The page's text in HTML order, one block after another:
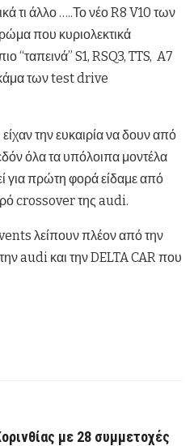
τι άλλο …..Το νέο R8 V10 των
που κυριολεκτικά
“ταπεινά” S1, RSQ3, TTS, A7
των test drive
την ευκαιρία να δουν από
όλα τα υπόλοιπα μοντέλα
για πρώτη φορά είδαμε από
crossover της audi.
λείπουν πλέον από την
audi και την DELTA CAR που
με 28 συμμετοχές